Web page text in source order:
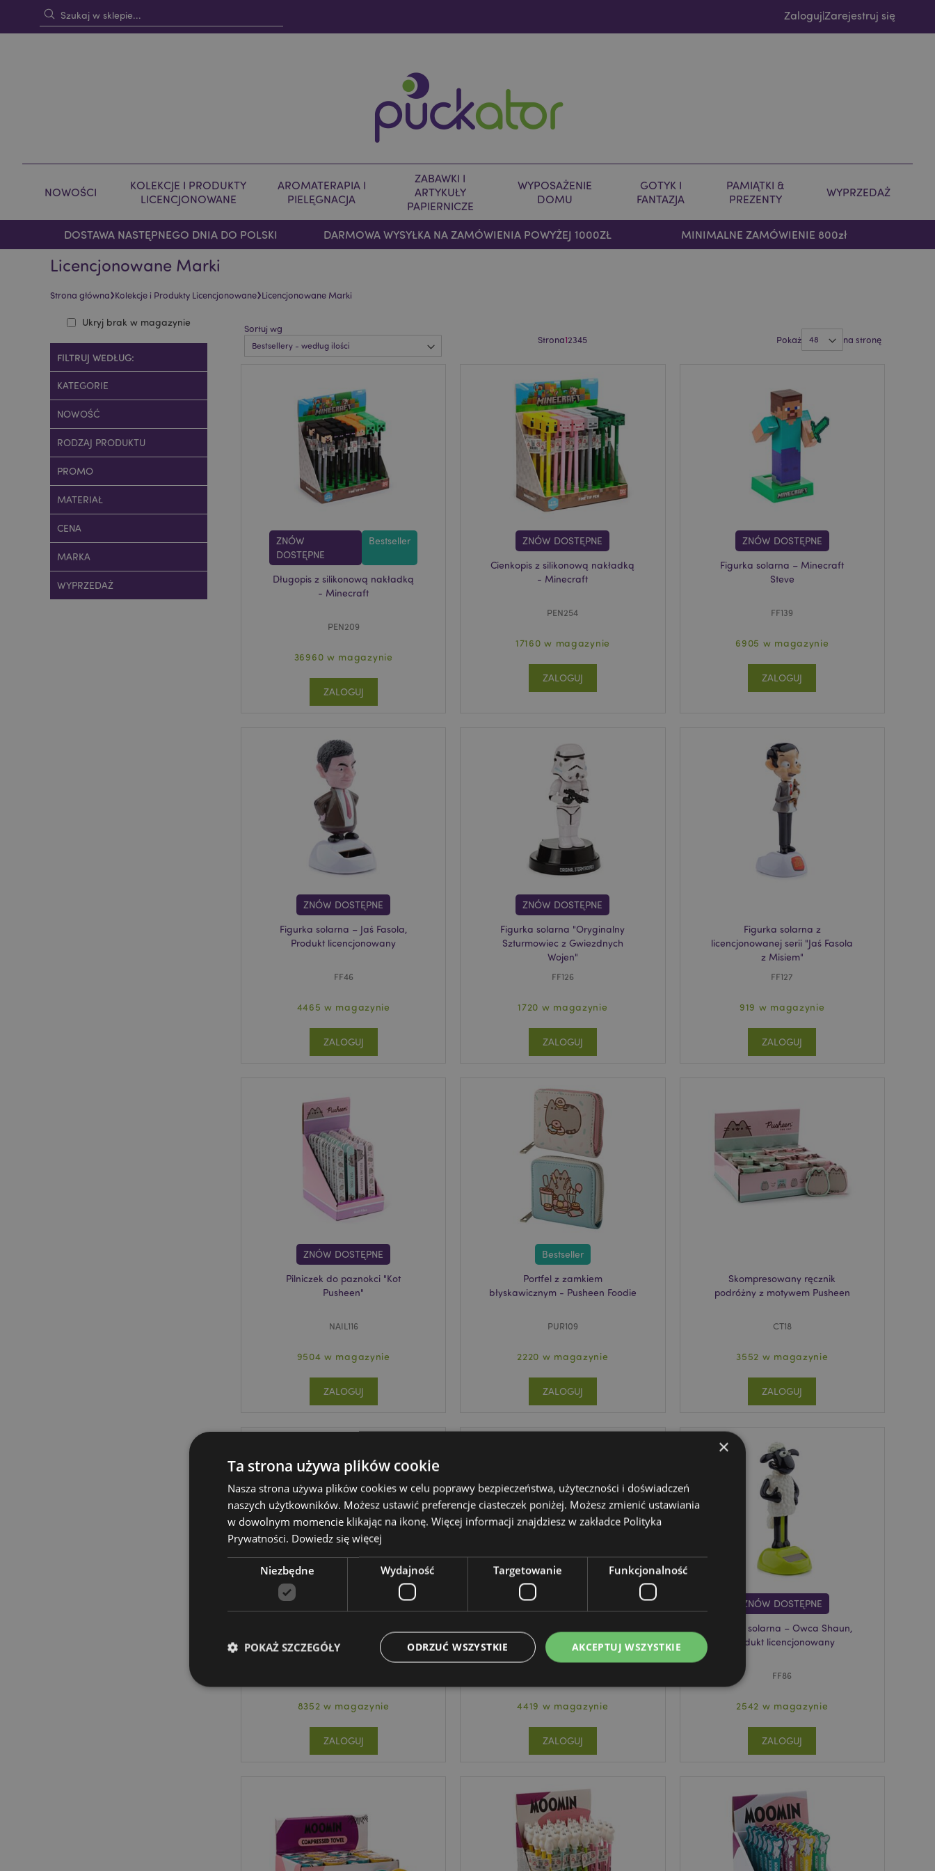
Zaloguj|Zarejestruj się
NOWOŚCI
KOLEKCJE I PRODUKTY
LICENCJONOWANE
AROMATERAPIA I
PIELĘGNACJA
ZABAWKI I
ARTYKUŁY
PAPIERNICZE
WYPOSAŻENIE
DOMU
GOTYK I
FANTAZJA
PAMIĄTKI &
PREZENTY
WYPRZEDAŻ
DOSTAWA NASTĘPNEGO DNIA DO POLSKI DARMOWA WYSYŁKA NA ZAMÓWIENIA POWYŻEJ 1000ZŁ MINIMALNE ZAMÓWIENIE 800zł
Licencjonowane Marki
Strona główna›Kolekcje i Produkty Licencjonowane›Licencjonowane Marki
Sortuj wg
Strona12345 Pokaż na stronę
ZNÓW
DOSTĘPNE
Bestseller
Długopis z silikonową nakładką
- Minecraft
PEN209
36960 w magazynie
ZALOGUJ
ZNÓW DOSTĘPNE
Cienkopis z silikonową nakładką
- Minecraft
PEN254
17160 w magazynie
ZALOGUJ
ZNÓW DOSTĘPNE
Figurka solarna – Minecraft
Steve
FF139
6905 w magazynie
ZALOGUJ
ZNÓW DOSTĘPNE
Figurka solarna – Jaś Fasola,
Produkt licencjonowany
FF46
4465 w magazynie
ZALOGUJ
ZNÓW DOSTĘPNE
Figurka solarna "Oryginalny
Szturmowiec z Gwiezdnych
Wojen"
FF126
1720 w magazynie
ZALOGUJ
Figurka solarna z
licencjonowanej serii "Jaś Fasola
z Misiem"
FF127
919 w magazynie
ZALOGUJ
ZNÓW DOSTĘPNE
Pilniczek do paznokci "Kot
Pusheen"
NAIL116
9504 w magazynie
ZALOGUJ
Bestseller
Portfel z zamkiem
błyskawicznym - Pusheen Foodie
PUR109
2220 w magazynie
ZALOGUJ
Skompresowany ręcznik
podróżny z motywem Pusheen
CT18
3552 w magazynie
ZALOGUJ
Pusheen
8352 w magazynie
ZALOGUJ
ZNÓW DOSTĘPNE
4419 w magazynie
ZALOGUJ
ZNÓW DOSTĘPNE
Figurka solarna – Owca Shaun,
Produkt licencjonowany
FF86
2542 w magazynie
ZALOGUJ
Ukryj brak w magazynie
FILTRUJ WEDŁUG:
KATEGORIE
NOWOŚĆ
RODZAJ PRODUKTU
PROMO
MATERIAŁ
CENA
MARKA
WYPRZEDAŻ
×
Ta strona używa plików cookie
Nasza strona używa plików cookies w celu poprawy bezpieczeństwa, użyteczności i doświadczeń
naszych użytkowników. Możesz ustawić preferencje ciasteczek poniżej. Możesz zmienić ustawiania
w dowolnym momencie klikając na ikonę. Więcej informacji znajdziesz w zakładce Polityka
Prywatności. Dowiedz się więcej
Niezbędne Wydajność Targetowanie Funkcjonalność
AKCEPTUJ WSZYSTKIE
ODRZUĆ WSZYSTKIE
POKAŻ SZCZEGÓŁY
Niezbędne Funkcjonalność
Niezbędne pliki cookie pozwalają na sprawne funkcjonowanie strony. Należą do nich loginy klientów i zarządzanie kontami.
Ten plik cookie jest używany przez usługę
Cookie-Script.com do zapamiętywania
preferencji dotyczących zgody użytkownika
na pliki cookie. Jest to konieczne, aby baner
cookie Cookie-Script.com działał
poprawnie.
mage-cache-storage-section-
Adobe Inc.
Ten plik cookie jest używany w celu